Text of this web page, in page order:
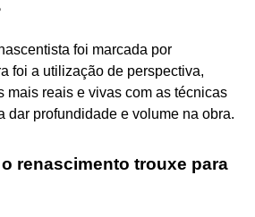
foi marcada por
foi a utilização de perspectiva,
mais reais e vivas com as técnicas
dar profundidade e volume na obra.
renascimento trouxe para